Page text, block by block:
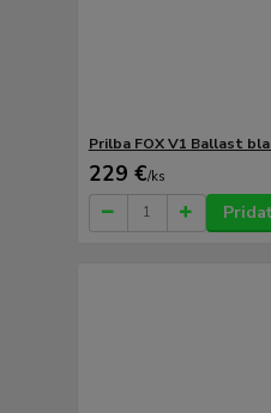
Prilba FOX V1 Ballast
229 €/ks